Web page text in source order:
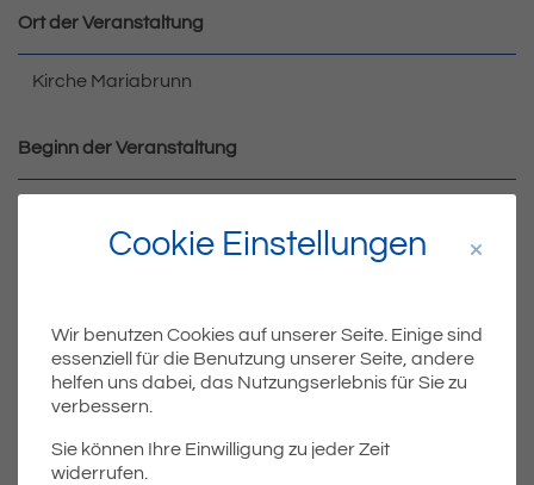
Ort der Veranstaltung
Kirche Mariabrunn
Beginn der Veranstaltung
Cookie Einstellungen
Wir benutzen Cookies auf unserer Seite. Einige sind
essenziell für die Benutzung unserer Seite, andere
helfen uns dabei, das Nutzungserlebnis für Sie zu
verbessern.
Sie können Ihre Einwilligung zu jeder Zeit
widerrufen.